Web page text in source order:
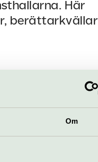
Om
Här
berättarkvällar